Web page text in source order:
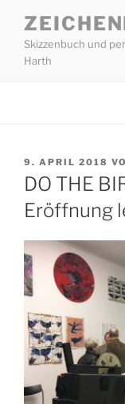
Inhalt
springen
Skizzenbuch und
Harth
AM
9. APRIL 2018
DO THE
Eröffnung